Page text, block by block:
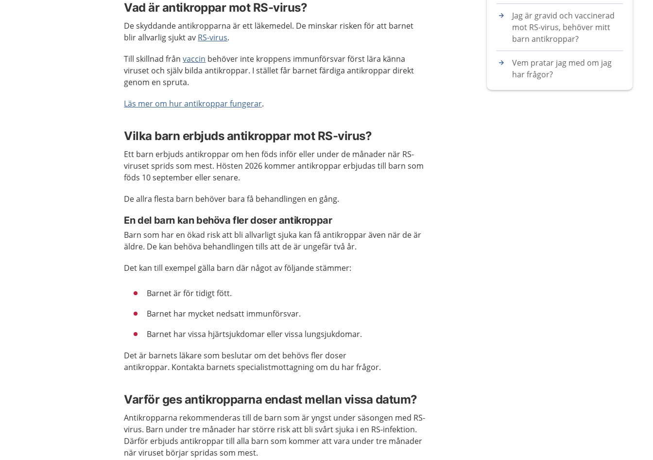
Vad är antikroppar mot RS-virus?
De skyddande antikropparna är ett läkemedel. De minskar risken för att barnet
blir allvarlig sjukt av RS-virus.
Till skillnad frånvaccin behöver inte kroppens immunförsvar först lära känna
viruset och själv bilda antikroppar. I stället får barnet färdiga antikroppar direkt
genom en spruta.
Läs mer om hur antikroppar fungerar.
Vilka barn erbjuds antikroppar mot RS-virus?
Ett barn erbjuds antikroppar om hen föds inför eller under de månader när RS-
viruset sprids som mest. Hösten 2026 kommer antikroppar erbjudas till barn som
föds 10 september eller senare.
De allra flesta barn behöver bara få behandlingen en gång.
En del barn kan behöva fler doser antikroppar
Barn som har en ökad risk att bli allvarligt sjuka kan få antikroppar även när de är
äldre. De kan behöva behandlingen tills att de är ungefär två år.
Det kan till exempel gälla barn där något av följande stämmer:
Barnet är för tidigt fött.
Barnet har mycket nedsatt immunförsvar.
Barnet har vissa hjärtsjukdomar eller vissa lungsjukdomar.
Det är barnets läkare som beslutar om det behövs fler doser
antikroppar. Kontakta barnets specialistmottagning om du har frågor.
Varför ges antikropparna endast mellan vissa datum?
Antikropparna rekommenderas till de barn som är yngst under säsongen med RS-
virus. Barn under tre månader har större risk att bli svårt sjuka i en RS-infektion.
Därför erbjuds antikroppar till alla barn som kommer att vara under tre månader
när viruset börjar spridas som mest.
Jag är gravid och vaccinerad
mot RS-virus, behöver mitt
barn antikroppar?
Vem pratar jag med om jag
har frågor?